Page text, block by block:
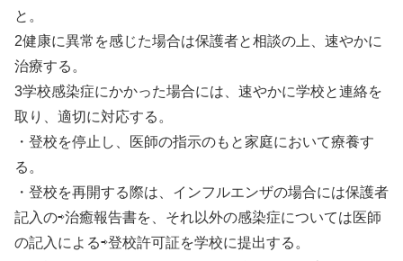
と。
2健康に異常を感じた場合は保護者と相談の上、速やかに
治療する。
3学校感染症にかかった場合には、速やかに学校と連絡を
取り、適切に対応する。
・登校を停止し、医師の指示のもと家庭において療養す
る。
・登校を再開する際は、インフルエンザの場合には保護者
記入の⇨治癒報告書を、それ以外の感染症については医師
の記入による⇨登校許可証を学校に提出する。